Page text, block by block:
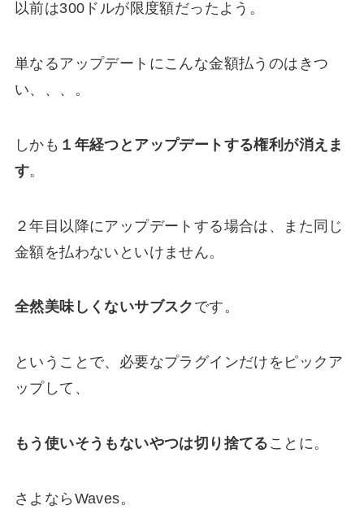
以前は300ドルが限度額だったよう。
単なるアップデートにこんな金額払うのはきつ
い、、、。
しかも １年経つとアップデートする権利が消えま
す。
２年目以降にアップデートする場合は、また同じ
金額を払わないといけません。
全然美味しくないサブスク です。
ということで、必要なプラグインだけをピックア
ップして、
もう使いそうもないやつは切り捨てる ことに。
さよならWaves。